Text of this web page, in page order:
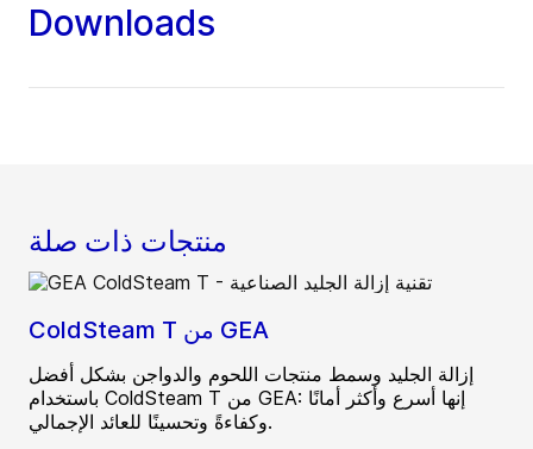
Downloads
منتجات ذات صلة
ColdSteam T من GEA
إزالة الجليد وسمط منتجات اللحوم والدواجن بشكل أفضل
باستخدام ColdSteam T من GEA: إنها أسرع وأكثر أمانًا
وكفاءةً وتحسينًا للعائد الإجمالي.